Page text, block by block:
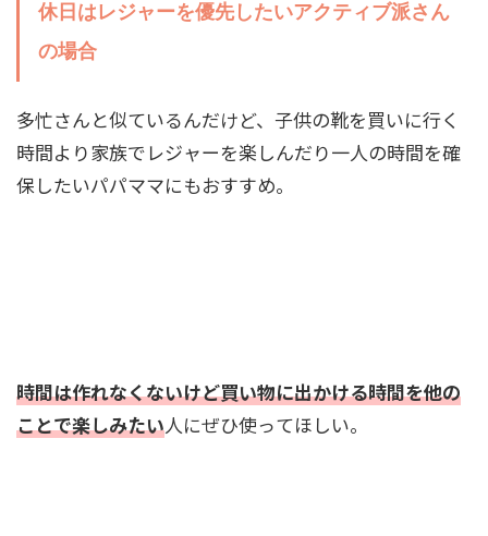
休日はレジャーを優先したいアクティブ派さん
の場合
多忙さんと似ているんだけど、子供の靴を買いに行く
時間より家族でレジャーを楽しんだり一人の時間を確
保したいパパママにもおすすめ。
時間は作れなくないけど買い物に出かける時間を他の
ことで楽しみたい人にぜひ使ってほしい。